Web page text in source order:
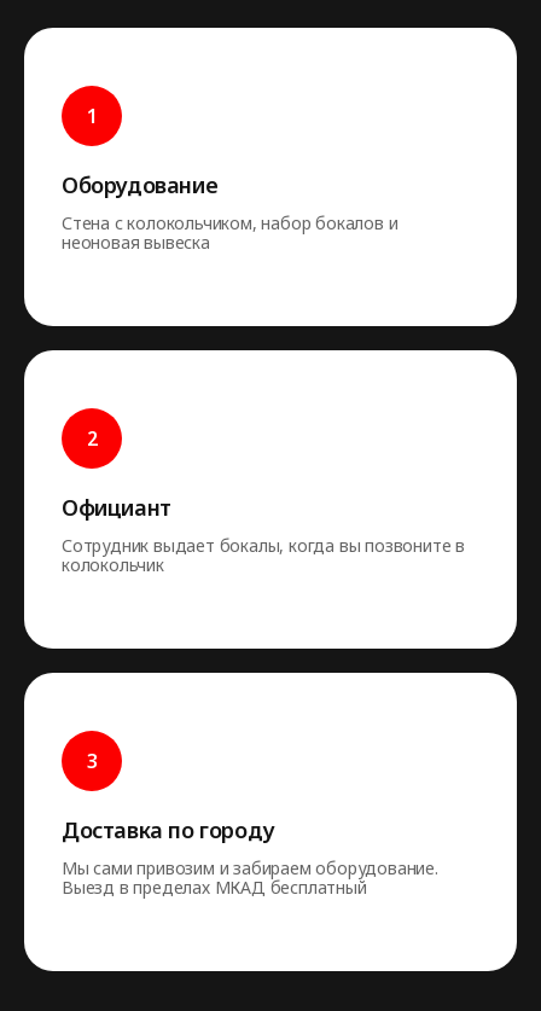
Оборудование
Стена с колокольчиком, набор бокалов и
неоновая вывеска
Официант
Сотрудник выдает бокалы, когда вы позвоните в
колокольчик
Доставка по городу
Мы сами привозим и забираем оборудование.
Выезд в пределах МКАД бесплатный